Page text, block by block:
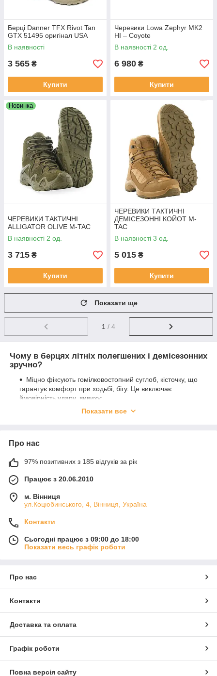
Берці Danner TFX Rivot Tan
GTX 51495 оригінал USA
В наявності
3 565 ₴
Купити
Черевики Lowa Zephyr MK2
НI – Coyote
В наявності 2 од.
6 980 ₴
Купити
Новинка
ЧЕРЕВИКИ ТАКТИЧНІ
ALLIGATOR OLIVE M-TAC
В наявності 2 од.
3 715 ₴
Купити
ЧЕРЕВИКИ ТАКТИЧНІ
ДЕМІСЕЗОННІ КОЙОТ M-
TAC
В наявності 3 од.
5 015 ₴
Купити
Показати ще
1 / 4
Чому в берцях літніх полегшених і демісезонних
зручно?
Міцно фіксують гомілковостопний суглоб, кісточку, що
гарантує комфорт при ходьбі, бігу. Це виключає
ймовірність удару, вивиху;
дрібних каменів, уламків скла, інших небезпечних
Є водовідштовхувальне оброблення, тому можливе
знаходженні в полі, лісі;
Є м'які вставки з сітчастої тканини, завдяки чому
пару від шкіри. Відповідно, ви будете відчувати сухість,
затишок;
спеціальних вставок, тому нога більш надійно
захищена від будь-яких ударів об каміння чи металеві
моделі мають призначену кишеньку, щоб сховати
кінчиків шнурівки;
Підходять для температури від -15 до +32.
Якому матеріалу військових берців статутних
Показати все
Про нас
97% позитивних з 185 відгуків за рік
Працює з 20.06.2010
м. Вінниця
ул.Коцюбинського, 4, Вінниця, Україна
Контакти
Сьогодні працює з 09:00 до 18:00
Показати весь графік роботи
Про нас
Контакти
Доставка та оплата
Графік роботи
Повна версія сайту